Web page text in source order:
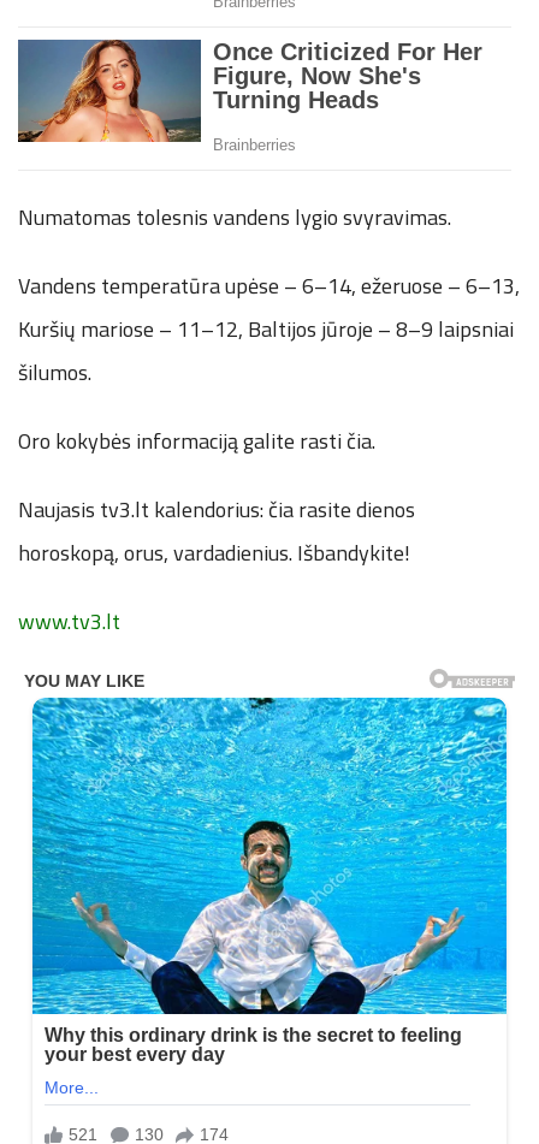
Numatomas tolesnis vandens lygio svyravimas.
Vandens temperatūra upėse – 6–14, ežeruose – 6–13,
Kuršių mariose – 11–12, Baltijos jūroje – 8–9 laipsniai
šilumos.
Oro kokybės informaciją galite rasti čia.
Naujasis tv3.lt kalendorius: čia rasite dienos
horoskopą, orus, vardadienius. Išbandykite!
www.tv3.lt